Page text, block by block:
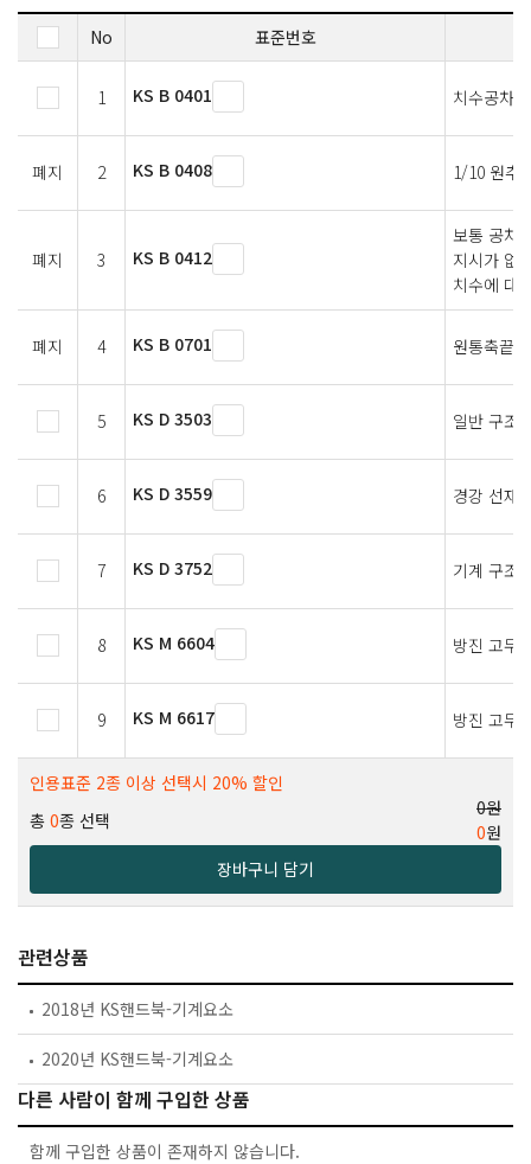
No 표준번호
1 KS B 0401 치수공차
폐지 2 KS B 0408 1/10 원추
폐지 3 KS B 0412
보통 공차
지시가 없
치수에 대
폐지 4 KS B 0701 원통축끝
5 KS D 3503 일반 구조
6 KS D 3559 경강 선재
7 KS D 3752 기계 구조
8 KS M 6604 방진 고무
9 KS M 6617 방진 고무
인용표준 2종 이상 선택시 20% 할인
총 0종 선택
0원
0원
장바구니 담기
관련상품
2018년 KS핸드북-기계요소
2020년 KS핸드북-기계요소
다른 사람이 함께 구입한 상품
함께 구입한 상품이 존재하지 않습니다.